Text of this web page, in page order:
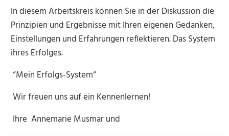
In diesem Arbeitskreis können Sie in der Diskussion die
Prinzipien und Ergebnisse mit Ihren eigenen Gedanken,
Einstellungen und Erfahrungen reflektieren. Das System
ihres Erfolges.
“Mein Erfolgs-System“
Wir freuen uns auf ein Kennenlernen!
Ihre Annemarie Musmar und